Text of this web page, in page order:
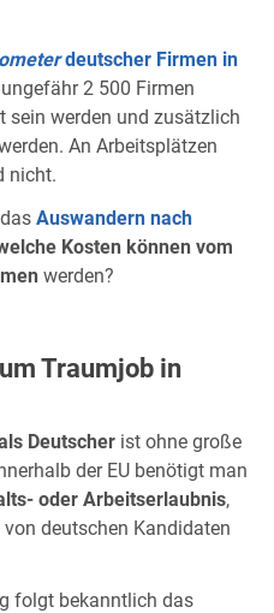
deutscher Firmen in
2 500 Firmen
sein werden und zusätzlich
An Arbeitsplätzen
nicht.
Auswandern nach
Kosten können vom
werden?
Traumjob in
Deutscher ist ohne große
der EU benötigt man
oder Arbeitserlaubnis,
deutschen Kandidaten
folgt bekanntlich das